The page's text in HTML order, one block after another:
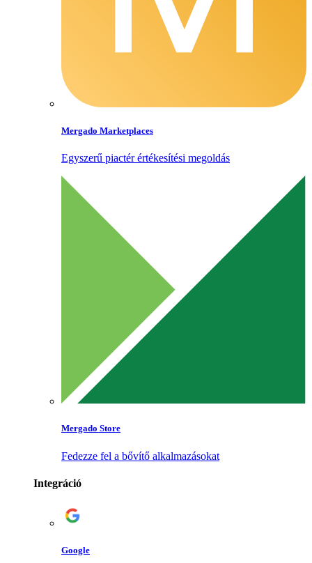
Mergado Marketplaces
Egyszerű piactér értékesítési megoldás
Mergado Store
Fedezze fel a bővítő alkalmazásokat
Integráció
Google